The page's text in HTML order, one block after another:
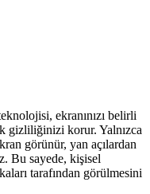
ekranınızı belirli
gizliliğinizi korur. Yalnızca
görünür, yan açılardan
Bu sayede, kişisel
tarafından görülmesini